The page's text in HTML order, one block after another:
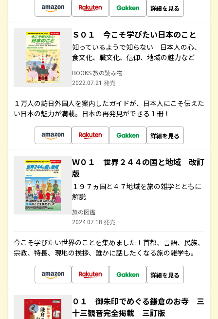
詳細を見る
Ｓ０１ 今こそ学びたい日本のこと
知っているようで知らない 日本人の心、
食文化、職文化、信仰、地域の魅力など
BOOKS 旅の読み物
2022.07.21 発売
１万人の訪日外国人を案内したガイドが、日本人にこそ伝えた
い日本の魅力が満載。日本の再発見ができる１冊！
詳細を見る
Ｗ０１ 世界２４４の国と地域 改訂
版
１９７ヵ国と４７地域を旅の雑学とともに
解説
旅の図鑑
2024.07.18 発売
今こそ学びたい世界のことを集めました！首都、言語、民族、
宗教、特長、現地の挨拶、誰かに話したくなる旅の雑学も。
詳細を見る
０１ 御朱印でめぐる鎌倉のお寺 三
十三観音完全掲載 三訂版